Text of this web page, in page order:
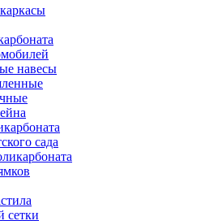
навесы
сада
сетки